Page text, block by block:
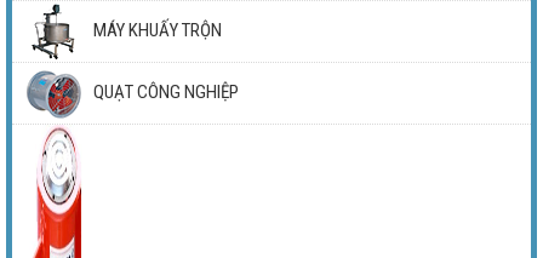
MÁY KHUẤY TRỘN
QUẠT CÔNG NGHIỆP